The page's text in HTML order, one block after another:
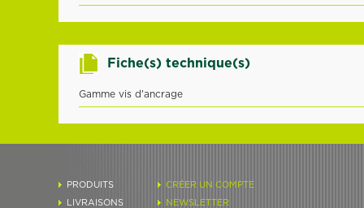
Fiche(s) technique(s)
Gamme vis d'ancrage
PRODUITS
LIVRAISONS
CRÉER UN COMPTE
NEWSLETTER